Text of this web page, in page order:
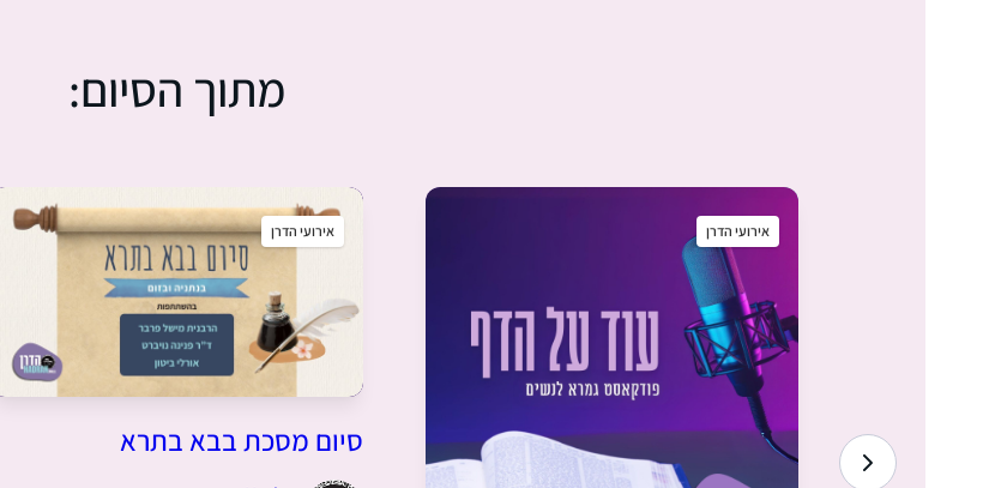
מתוך הסיום:
אירועי הדרן אירועי הדרן
סיום מסכת בבא בתרא